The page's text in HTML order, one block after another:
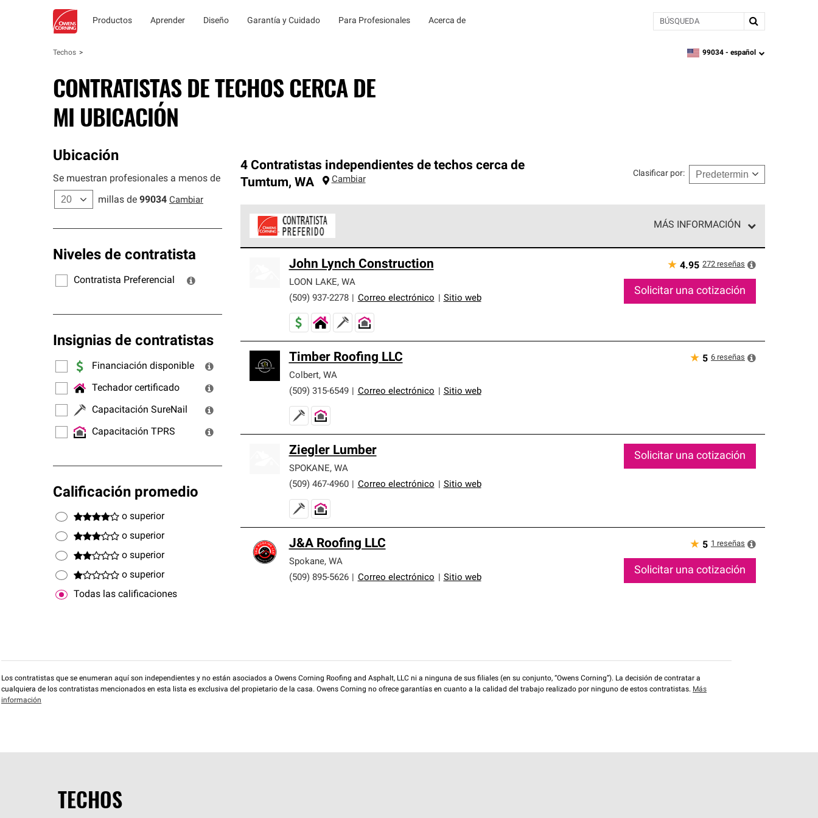
Productos Aprender Diseño Garantía y Cuidado Para Profesionales Acerca de BÚSQUEDA
Techos zipcode,language
99034 - español
CONTRATISTAS DE TECHOS CERCA DE
MI UBICACIÓN
Ubicación
Se muestran profesionales a menos de
millas de 99034 Cambiar
Niveles de contratista
Contratista Preferencial
Insignias de contratistas
Financiación disponible
Techador certificado
Capacitación SureNail
Capacitación TPRS
Calificación promedio
o superior
o superior
o superior
o superior
Todas las calificaciones
4 Contratistas independientes de techos cerca de
Tumtum, WA Cambiar
Clasificar por:
MÁS INFORMACIÓN
cumplen con altos estándares y requisitos estrictos de profesionalismo y confiabilidad.
John Lynch Construction
LOON LAKE, WA
(509) 937-2278
Correo electrónico Sitio web
★ 4.95 272 reseñas
Solicitar una cotización
Timber Roofing LLC
Colbert, WA
(509) 315-6549
Correo electrónico Sitio web
★ 5 6 reseñas
Ziegler Lumber
SPOKANE, WA
(509) 467-4960
Correo electrónico Sitio web
Solicitar una cotización
J&A Roofing LLC
Spokane, WA
(509) 895-5626
Correo electrónico Sitio web
★ 5 1 reseñas
Solicitar una cotización
Los contratistas que se enumeran aquí son independientes y no están asociados a Owens Corning Roofing and Asphalt, LLC ni a ninguna de sus filiales (en su conjunto, “Owens Corning”). La decisión de contratar a
cualquiera de los contratistas mencionados en esta lista es exclusiva del propietario de la casa. Owens Corning no ofrece garantías en cuanto a la calidad del trabajo realizado por ninguno de estos contratistas. Más
información
TECHOS